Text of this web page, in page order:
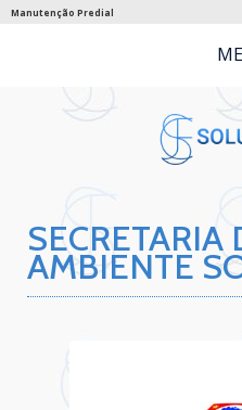
Manutenção Predial
SECRETARIA
AMBIENTE